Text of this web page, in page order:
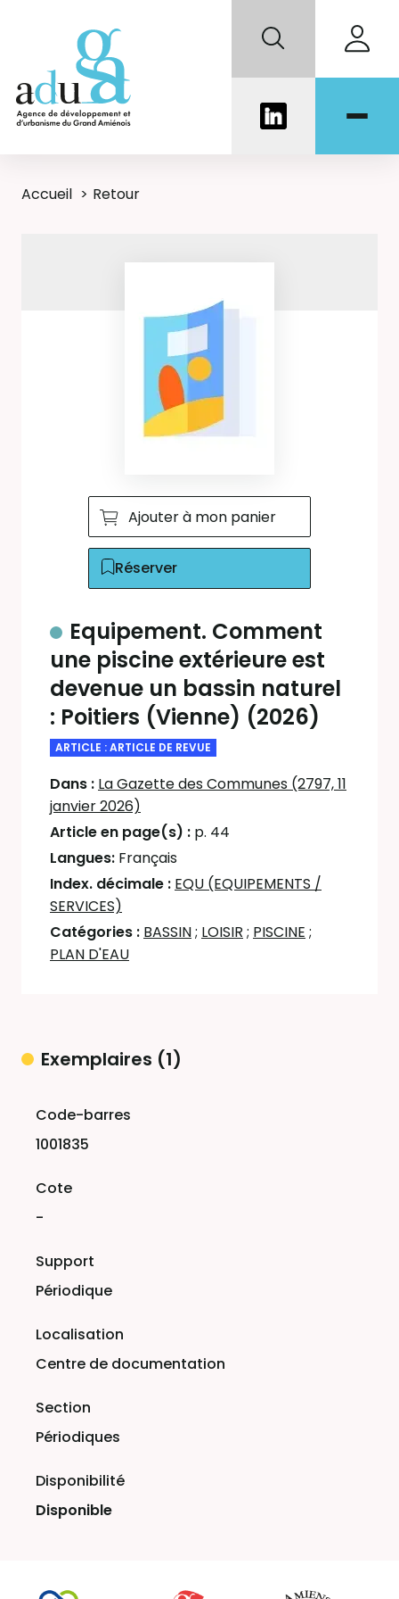
Accueil Retour
Ajouter à mon panier
Réserver
Equipement. Comment
une piscine extérieure est
devenue un bassin naturel
: Poitiers (Vienne) (2026)
ARTICLE : ARTICLE DE REVUE
Dans : La Gazette des Communes (2797, 11
janvier 2026)
Article en page(s) : p. 44
Langues: Français
Index. décimale : EQU (EQUIPEMENTS /
SERVICES)
Catégories : BASSIN; LOISIR ; PISCINE ;
PLAN D'EAU
Exemplaires (1)
1001835
-
Périodique
Centre de documentation
Périodiques
Disponible